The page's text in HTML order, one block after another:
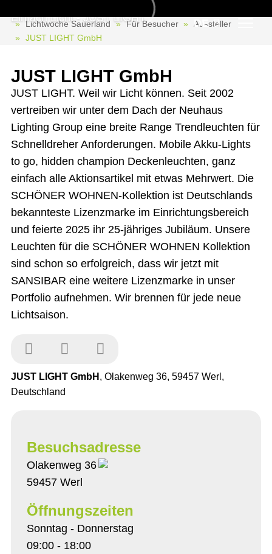
DE
Einfach Licht - JUST LIGHT.
Lichtwoche Sauerland Für Besucher
Aussteller
JUST LIGHT GmbH
JUST LIGHT GmbH
JUST LIGHT. Weil wir Licht können. Seit 2002
vertreiben wir unter dem Dach der Neuhaus
Lighting Group eine breite Range Trendleuchten für
Schnelldreher Anforderungen. Mobile Akku-Lights
to go, hidden champion Deckenleuchten, ganz
einfach alle Aktionsartikel mit etwas Mehrwert. Die
SCHÖNER WOHNEN-Kollektion ist Deutschlands
bekannteste Lizenzmarke im Einrichtungsbereich
und feierte 2025 ihr 25-jähriges Jubiläum. Unsere
Leuchten für die SCHÖNER WOHNEN Kollektion
sind schon so erfolgreich, dass wir jetzt mit
SANSIBAR eine weitere Lizenzmarke in unser
Portfolio aufnehmen. Wir brennen für jede neue
Lichtsaison.
JUST LIGHT GmbH , Olakenweg 36, 59457 Werl,
Deutschland
Besuchsadresse
Olakenweg 36
59457 Werl
Öffnungszeiten
Sonntag - Donnerstag
09:00 - 18:00